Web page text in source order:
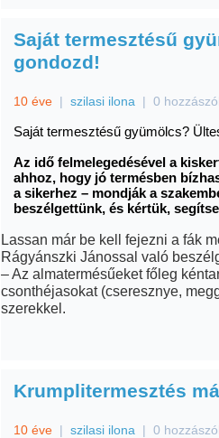
Saját termesztésű
gondozd!
10 éve | szilasi ilona | 0
Saját termesztésű gyümölcs?
Az idő felmelegedésével a
ahhoz, hogy jó termésben
a sikerhez – mondják a
beszélgettünk, és kértük,
Lassan már be kell fejezni a fák
Rágyánszki Jánossal való
– Az almatermésűeket főleg
csonthéjasokat (cseresznye,
szerekkel.
Krumplitermesztés
10 éve | szilasi ilona | 0